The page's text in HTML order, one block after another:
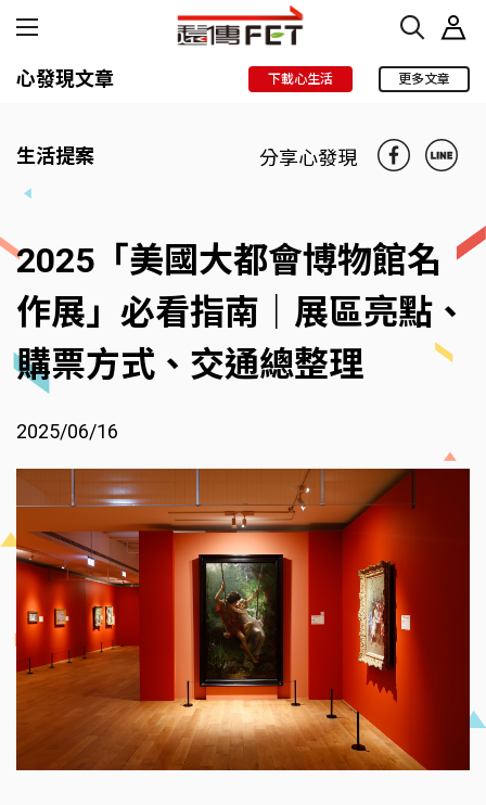
心發現文章 下載心生活 更多文章
生活提案 分享心發現
2025「美國大都會博物館名
作展」必看指南｜展區亮點、
購票方式、交通總整理
2025/06/16